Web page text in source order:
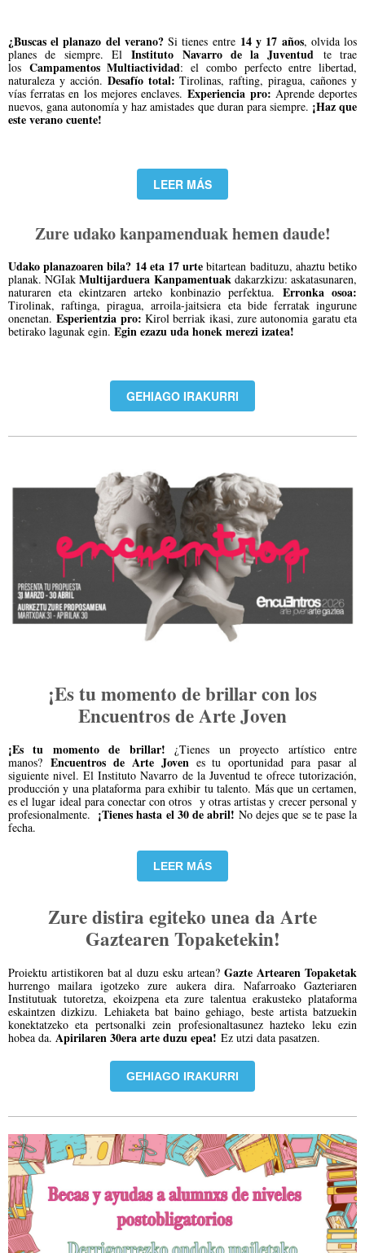
¿Buscas el planazo del verano?Si tienes entre 14 y 17 años, olvida los
planes de siempre. ElInstituto Navarro de la Juventud te trae
los Campamentos Multiactividad: el combo perfecto entre libertad,
naturaleza y acción. Desafío total: Tirolinas, rafting, piragua, cañones y
vías ferratas en los mejores enclaves.Experiencia pro: Aprende deportes
nuevos, gana autonomía y haz amistades que duran para siempre. ¡Haz que
este verano cuente!
LEER MÁS
Zure udako kanpamenduak hemen daude!
Udako planazoaren bila? 14 eta 17 urte bitartean badituzu, ahaztu betiko
planak. NGIakMultijarduera Kanpamentuakdakarzkizu: askatasunaren,
naturaren eta ekintzaren arteko konbinazio perfektua. Erronka osoa:
Tirolinak, raftinga, piragua, arroila-jaitsiera eta bide ferratak ingurune
onenetan.Esperientzia pro: Kirol berriak ikasi, zure autonomia garatu eta
betirako lagunak egin. Egin ezazu uda honek merezi izatea!
GEHIAGO IRAKURRI
¡Es tu momento de brillar con los
Encuentros de Arte Joven
¡Es tu momento de brillar! ¿Tienes un proyecto artístico entre
manos? Encuentros de Arte Jovenes tu oportunidad para pasar al
siguiente nivel. El Instituto Navarro de la Juventud te ofrece tutorización,
producción y una plataforma para exhibir tu talento. Más que un certamen,
es el lugar ideal para conectar con otros y otras artistas y crecer personal y
profesionalmente. ¡Tienes hasta el 30 de abril! No dejes que se te pase la
fecha.
LEER MÁS
Zure distira egiteko unea da Arte
Gaztearen Topaketekin!
Proiektu artistikoren bat al duzu esku artean?Gazte Artearen Topaketak
hurrengo mailara igotzeko zure aukera dira. Nafarroako Gazteriaren
Institutuak tutoretza, ekoizpena eta zure talentua erakusteko plataforma
eskaintzen dizkizu. Lehiaketa bat baino gehiago, beste artista batzuekin
konektatzeko eta pertsonalki zein profesionaltasunez hazteko leku ezin
hobea da. Apirilaren 30era arte duzu epea! Ez utzi data pasatzen.
GEHIAGO IRAKURRI